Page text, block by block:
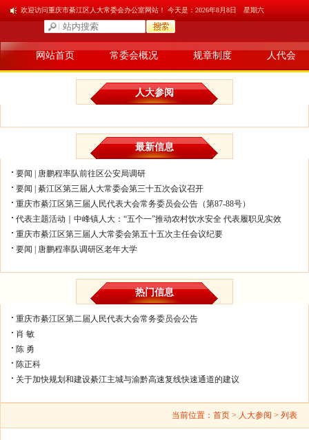
欢迎访问重庆市綦江区人大常委会办公室网站！ 今天是： 2026年8月8日 星期六
网站首页 常委会概况 规章制度 人代会
人大参阅
最新信息
要闻 | 唐鹏程率队前往区公安局调研
要闻 | 綦江区第三届人大常委会第三十五次会议召开
重庆市綦江区第三届人民代表大会常务委员会公告（第87-88号）
代表主题活动｜中峰镇人大：“五个一”推动农村饮水安全 代表履职见实效
重庆市綦江区第三届人大常委会第五十五次主任会议纪要
要闻 | 唐鹏程率队调研区老年大学
热门信息
重庆市綦江区第二届人民代表大会常务委员会公告
肖 敏
陈 勇
陈正科
关于加快规划和建设綦江主城与渝黔高速复线快速通道的建议
当前位置： 首页 > 人大参阅 > 列表